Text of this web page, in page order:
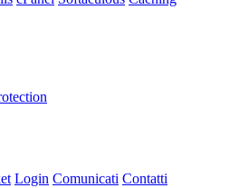
Login Comunicati Contatti